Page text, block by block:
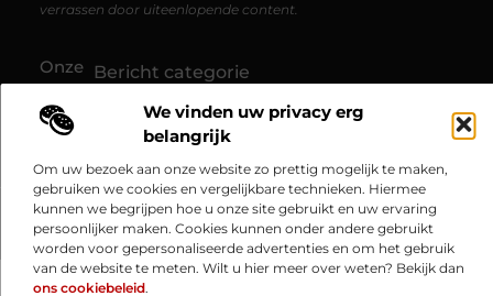
We vinden uw privacy erg
belangrijk
Om uw bezoek aan onze website zo prettig mogelijk te maken,
gebruiken we cookies en vergelijkbare technieken. Hiermee
kunnen we begrijpen hoe u onze site gebruikt en uw ervaring
persoonlijker maken. Cookies kunnen onder andere gebruikt
worden voor gepersonaliseerde advertenties en om het gebruik
van de website te meten. Wilt u hier meer over weten? Bekijk dan
ons cookiebeleid.
verrassen door uiteenlopende content.
Onze Bericht categorie
@2025 www.reikimagazine.be. All Right Reserved.​